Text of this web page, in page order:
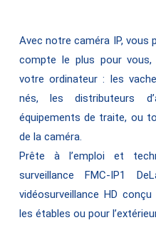
Avec notre caméra IP, vous
compte le plus pour
votre ordinateur : les
nés, les distributeurs
équipements de traite, ou
de la caméra.
Prête à l’emploi et
surveillance FMC-IP1
vidéosurveillance HD
les étables ou pour